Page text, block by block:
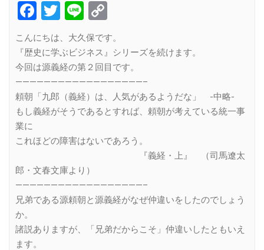
Facebook
Twitter
Line
Link
こんにちは、大久保です。
『歴史に学ぶビジネス』シリーズを続けます。
今回は源義経の第２回目です。
——————————————————–
頼朝「九郎（義経）は、人気があるようだな」 -中略-
もし義経がそうであるとすれば、頼朝が考えている統一事
業に
これほどの障害はないであろう。
『義経・上』 （司馬遼太
郎・文春文庫より）
——————————————————–
兄弟である源頼朝と源義経がなぜ仲違いをしたのでしょう
か。
諸説ありますが、「兄弟だからこそ」仲違いしたともいえ
ます。